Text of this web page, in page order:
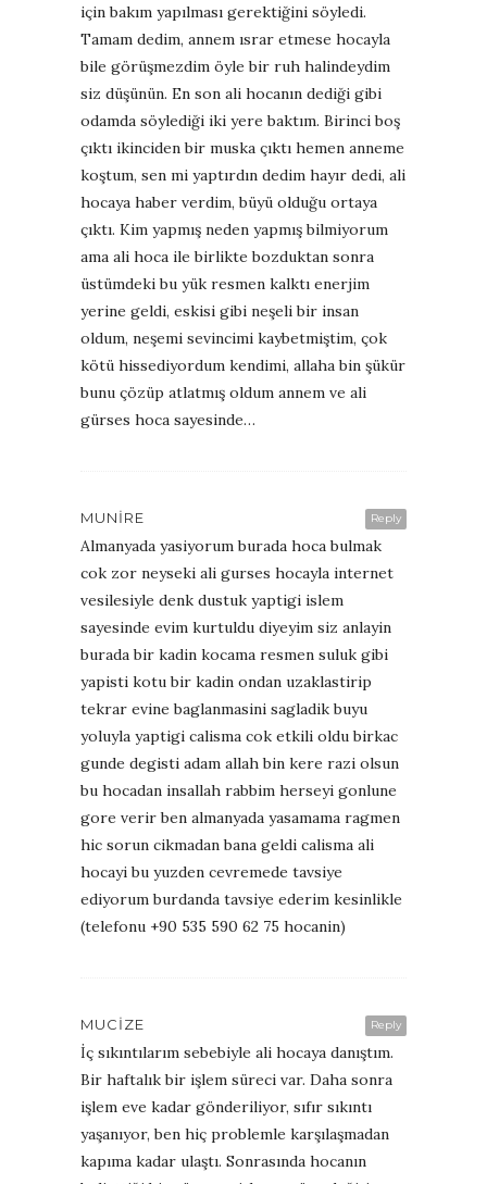
için bakım yapılması gerektiğini söyledi.
Tamam dedim, annem ısrar etmese hocayla
bile görüşmezdim öyle bir ruh halindeydim
siz düşünün. En son ali hocanın dediği gibi
odamda söylediği iki yere baktım. Birinci boş
çıktı ikinciden bir muska çıktı hemen anneme
koştum, sen mi yaptırdın dedim hayır dedi, ali
hocaya haber verdim, büyü olduğu ortaya
çıktı. Kim yapmış neden yapmış bilmiyorum
ama ali hoca ile birlikte bozduktan sonra
üstümdeki bu yük resmen kalktı enerjim
yerine geldi, eskisi gibi neşeli bir insan
oldum, neşemi sevincimi kaybetmiştim, çok
kötü hissediyordum kendimi, allaha bin şükür
bunu çözüp atlatmış oldum annem ve ali
gürses hoca sayesinde…
Reply
MUNIRE
Almanyada yasiyorum burada hoca bulmak
cok zor neyseki ali gurses hocayla internet
vesilesiyle denk dustuk yaptigi islem
sayesinde evim kurtuldu diyeyim siz anlayin
burada bir kadin kocama resmen suluk gibi
yapisti kotu bir kadin ondan uzaklastirip
tekrar evine baglanmasini sagladik buyu
yoluyla yaptigi calisma cok etkili oldu birkac
gunde degisti adam allah bin kere razi olsun
bu hocadan insallah rabbim herseyi gonlune
gore verir ben almanyada yasamama ragmen
hic sorun cikmadan bana geldi calisma ali
hocayi bu yuzden cevremede tavsiye
ediyorum burdanda tavsiye ederim kesinlikle
(telefonu +90 535 590 62 75 hocanin)
Reply
MUCIZE
İç sıkıntılarım sebebiyle ali hocaya danıştım.
Bir haftalık bir işlem süreci var. Daha sonra
işlem eve kadar gönderiliyor, sıfır sıkıntı
yaşanıyor, ben hiç problemle karşılaşmadan
kapıma kadar ulaştı. Sonrasında hocanın